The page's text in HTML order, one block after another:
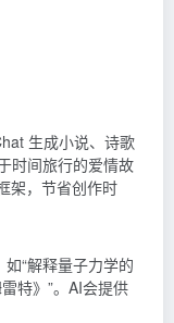
生成小说、诗歌
时间旅行的爱情故
架，节省创作时
“解释量子力学的
特》”。AI会提供